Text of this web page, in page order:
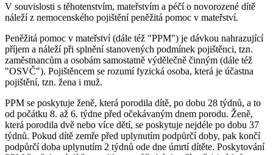
V souvislosti s těhotenstvím, mateřstvím a péčí o novorozené dítě
náleží z nemocenského pojištění peněžitá pomoc v mateřství.
Peněžitá pomoc v mateřství (dále též "PPM") je dávkou nahrazující
příjem a náleží při splnění stanovených podmínek pojištěnci, tzn.
zaměstnancům a osobám samostatně výdělečně činným (dále též
"OSVČ"). Pojištěncem se rozumí fyzická osoba, která je účastna
pojištění, tzn. žena i muž.
PPM se poskytuje ženě, která porodila dítě, po dobu 28 týdnů, a to
od počátku 8. až 6. týdne před očekávaným dnem porodu. Ženě,
která porodila dvě nebo více dětí, se poskytuje nejdéle po dobu 37
týdnů. Pokud dítě zemře před uplynutím podpůrčí doby, pak končí
podpůrčí doba uplynutím 2 týdnů ode dne úmrtí dítěte. Poskytování